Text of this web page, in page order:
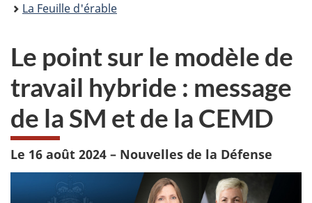
La Feuille d'érable
Le point sur le modèle de
travail hybride : message
de la SM et de la CEMD
Le 16 août 2024 – Nouvelles de la Défense